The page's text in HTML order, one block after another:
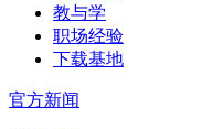
教与学
职场经验
下载基地
官方新闻